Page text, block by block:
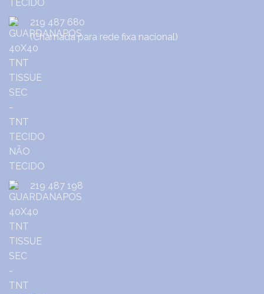
219 487 680
(Chamada para rede fixa nacional)
219 487 198